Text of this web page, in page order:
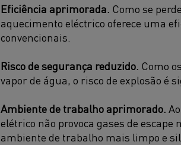
Eficiência aprimorada. Como se
aquecimento eléctrico oferece uma
convencionais.
Risco de segurança reduzido. Como
vapor de água, o risco de explosão é
Ambiente de trabalho aprimorado.
elétrico não provoca gases de
ambiente de trabalho mais limpo e